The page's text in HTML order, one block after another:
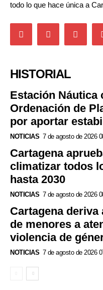
todo lo que hace única a
HISTORIAL
Estación Náutica
Ordenación de
por aportar
NOTICIAS 7 de agosto de 2026
Cartagena
climatizar todos
hasta 2030
NOTICIAS 7 de agosto de 2026
Cartagena deriva
de menores a
violencia de
NOTICIAS 7 de agosto de 2026